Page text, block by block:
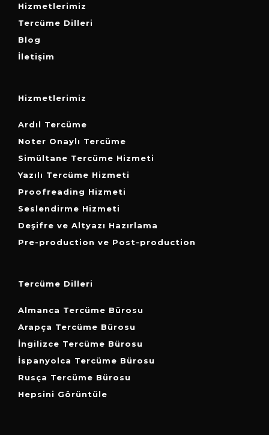
Hizmetlerimiz
Tercüme Dilleri
Blog
İletişim
Hizmetlerimiz
Ardıl Tercüme
Noter Onaylı Tercüme
Simültane Tercüme Hizmeti
Yazılı Tercüme Hizmeti
Proofreading Hizmeti
Seslendirme Hizmeti
Deşifre ve Altyazı Hazırlama
Pre-production ve Post-production
Tercüme Dilleri
Almanca Tercüme Bürosu
Arapça Tercüme Bürosu
İngilizce Tercüme Bürosu
İspanyolca Tercüme Bürosu
Rusça Tercüme Bürosu
Hepsini Görüntüle